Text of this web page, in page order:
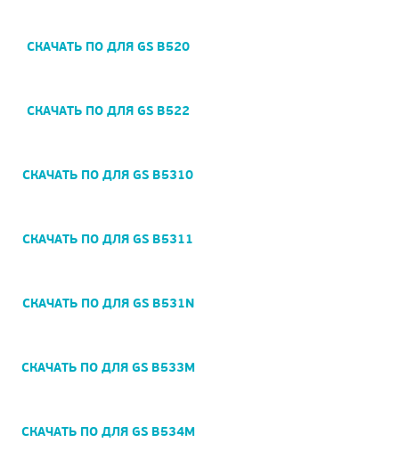
СКАЧАТЬ ПО ДЛЯ GS B520
СКАЧАТЬ ПО ДЛЯ GS B522
СКАЧАТЬ ПО ДЛЯ GS B5310
СКАЧАТЬ ПО ДЛЯ GS B5311
СКАЧАТЬ ПО ДЛЯ GS B531N
СКАЧАТЬ ПО ДЛЯ GS B533M
СКАЧАТЬ ПО ДЛЯ GS B534M